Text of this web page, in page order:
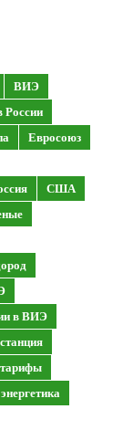
ВИЭ
Евросоюз
США
в ВИЭ
тарифы
энергетика